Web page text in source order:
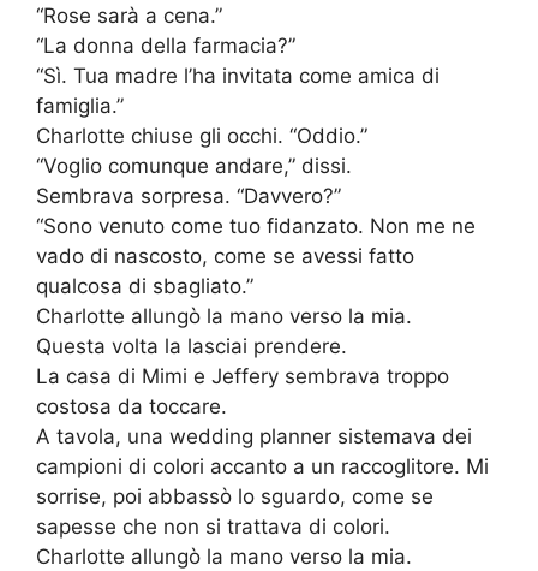
“Rose sarà a cena.”
“La donna della farmacia?”
“Sì. Tua madre l’ha invitata come amica di
famiglia.”
Charlotte chiuse gli occhi. “Oddio.”
“Voglio comunque andare,” dissi.
Sembrava sorpresa. “Davvero?”
“Sono venuto come tuo fidanzato. Non me ne
vado di nascosto, come se avessi fatto
qualcosa di sbagliato.”
Charlotte allungò la mano verso la mia.
Questa volta la lasciai prendere.
La casa di Mimi e Jeffery sembrava troppo
costosa da toccare.
A tavola, una wedding planner sistemava dei
campioni di colori accanto a un raccoglitore. Mi
sorrise, poi abbassò lo sguardo, come se
sapesse che non si trattava di colori.
Charlotte allungò la mano verso la mia.